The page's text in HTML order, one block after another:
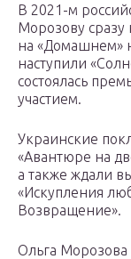
В 2021-м
Морозову сразу
на «Домашнем»
наступили
состоялась
участием.
Украинские
«Авантюре на
а также ждали
«Искупления
Возвращение».
Ольга Морозова